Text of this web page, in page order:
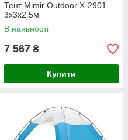
Тент Mimir Outdoor Х-2901,
3х3х2.5м
В наявності
7 567 ₴
Купити